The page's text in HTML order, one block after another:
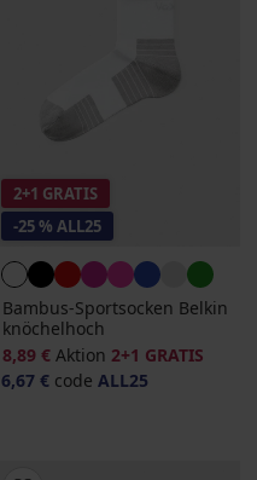
2+1 GRATIS
-25 % ALL25
Bambus-Sportsocken Belkin
knöchelhoch
8,89 € Aktion 2+1 GRATIS
6,67 € code ALL25